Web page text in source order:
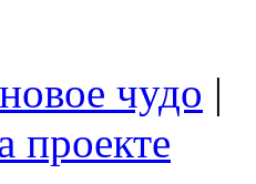
чудо |
проекте